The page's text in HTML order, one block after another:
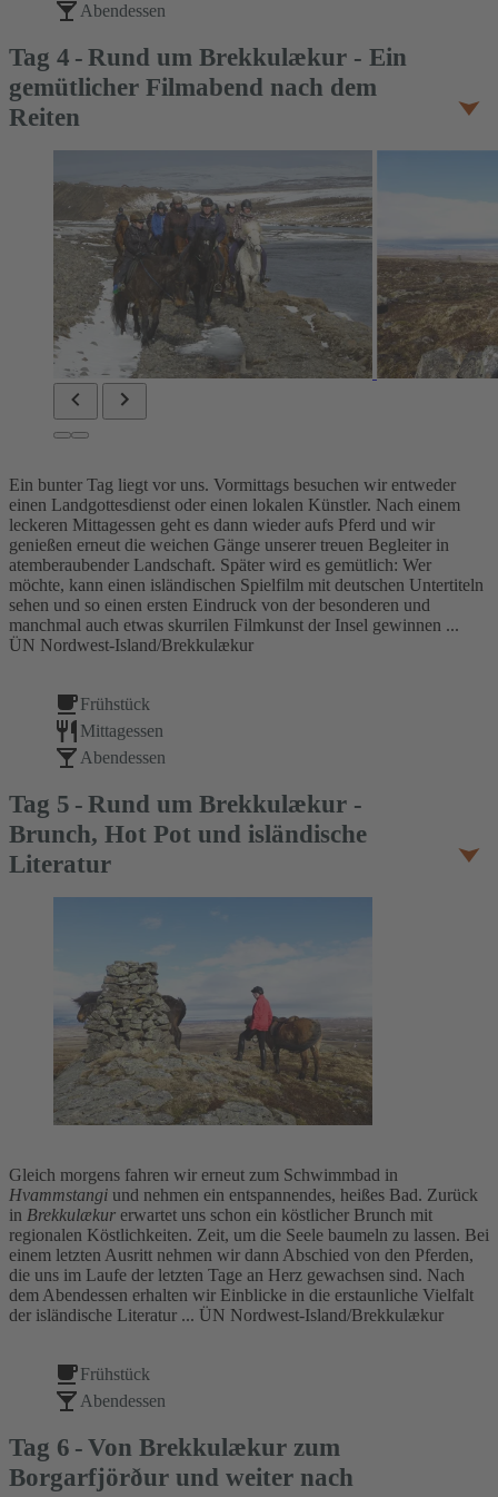
Abendessen
Tag 4
Rund um Brekkulækur - Ein
gemütlicher Filmabend nach dem
Reiten
Ein bunter Tag liegt vor uns. Vormittags besuchen wir entweder
einen Landgottesdienst oder einen lokalen Künstler. Nach einem
leckeren Mittagessen geht es dann wieder aufs Pferd und wir
genießen erneut die weichen Gänge unserer treuen Begleiter in
atemberaubender Landschaft. Später wird es gemütlich: Wer
möchte, kann einen isländischen Spielfilm mit deutschen Untertiteln
sehen und so einen ersten Eindruck von der besonderen und
manchmal auch etwas skurrilen Filmkunst der Insel gewinnen ...
ÜN Nordwest-Island/Brekkulækur
Frühstück
Mittagessen
Abendessen
Tag 5
Rund um Brekkulækur -
Brunch, Hot Pot und isländische
Literatur
Gleich morgens fahren wir erneut zum Schwimmbad in
Hvammstangi und nehmen ein entspannendes, heißes Bad. Zurück
in Brekkulækur erwartet uns schon ein köstlicher Brunch mit
regionalen Köstlichkeiten. Zeit, um die Seele baumeln zu lassen. Bei
einem letzten Ausritt nehmen wir dann Abschied von den Pferden,
die uns im Laufe der letzten Tage an Herz gewachsen sind. Nach
dem Abendessen erhalten wir Einblicke in die erstaunliche Vielfalt
der isländische Literatur ... ÜN Nordwest-Island/Brekkulækur
Frühstück
Abendessen
Tag 6
Von Brekkulækur zum
Borgarfjörður und weiter nach